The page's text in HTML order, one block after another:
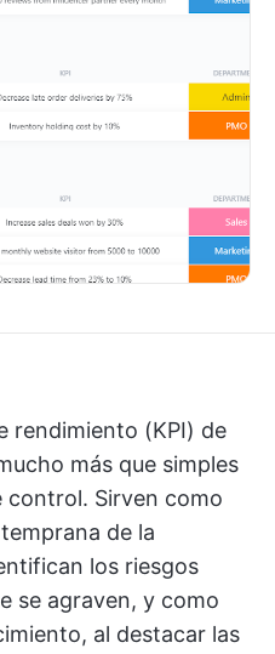
rendimiento (KPI) de
más que simples
control. Sirven como
de la
los riesgos
se agraven, y como
al destacar las